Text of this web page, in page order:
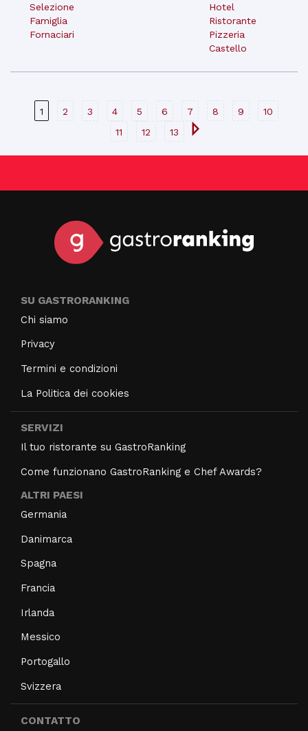
Selezione
Famiglia
Fornaciari
Hotel
Ristorante
Pizzeria
Castello
1 2 3 4 5 6 7 8 9
10
11
12 13
SU GASTRORANKING
Chi siamo
Privacy
Termini e condizioni
La Politica dei cookies
SERVIZI
Il tuo ristorante su GastroRanking
Come funzionano GastroRanking e Chef Awards?
ALTRI PAESI
Germania
Danimarca
Spagna
Francia
Irlanda
Messico
Portogallo
Svizzera
CONTATTO